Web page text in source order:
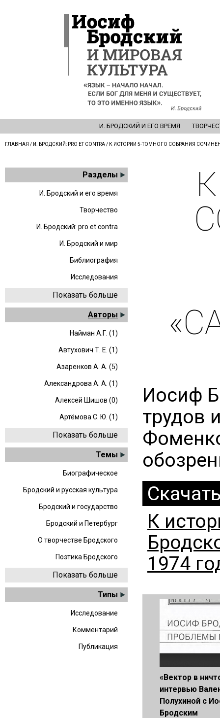
И. БРОДСКИЙ И ЕГО ВРЕМЯ
ГЛАВНАЯ / И. БРОДСКИЙ: PRO ET CONTRA/ К ИСТОРИИ 5-ТОМНОГО СОБРАНИЯ
Разделы
И. Бродский и его время
Творчество
И. Бродский: pro et contra
И. Бродский и мир
Библиография
Исследования
Показать больше
Авторы
Найман А.Г. (1)
Автухович Т. Е. (1)
Азаренков А. А. (5)
Александрова А. А. (1)
Алексей Шишов (0)
Артёмова С. Ю. (1)
Показать больше
Темы
Биографическое
Бродский и русская культура
Бродский и государство
Бродский и Петербург
О творчестве Бродского
Поэтика Бродского
Показать больше
Типы
Исследование
Комментарий
Публикация
Иосиф
трудов
К
1974
«Вектор в
интервью
Полухиной с
Бродским